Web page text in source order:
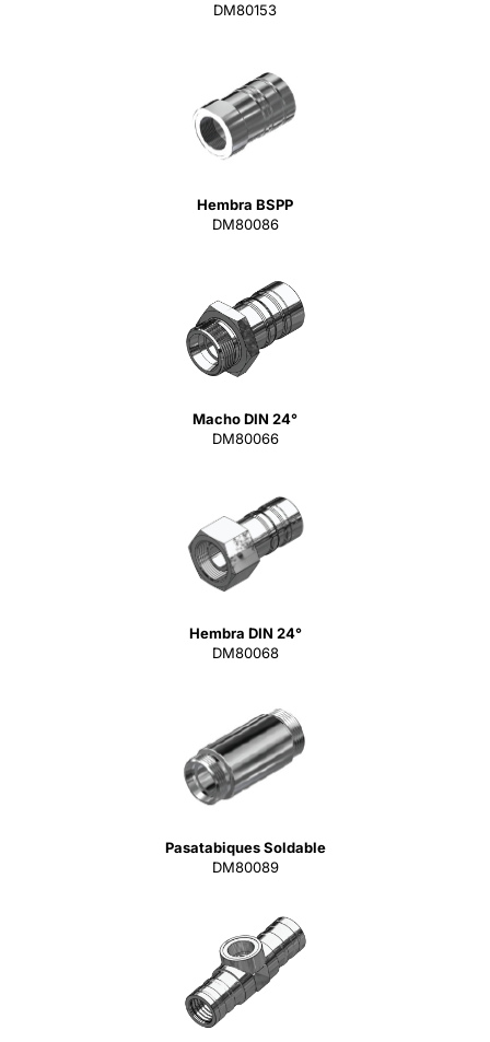
DM80153
Hembra BSPP
DM80086
Macho DIN 24°
DM80066
Hembra DIN 24°
DM80068
Pasatabiques Soldable
DM80089